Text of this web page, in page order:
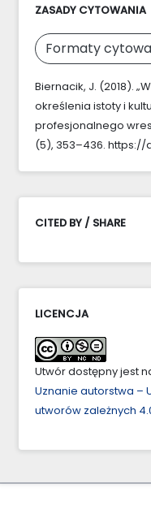
ZASADY CYTOWANIA
Formaty
Biernacik, J. (2018).
określenia istoty i
profesjonalnego
(5), 353–436. https://
CITED BY / SHARE
LICENCJA
Utwór dostępny jest
Uznanie autorstwa –
utworów zależnych